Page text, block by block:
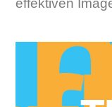
effektiven